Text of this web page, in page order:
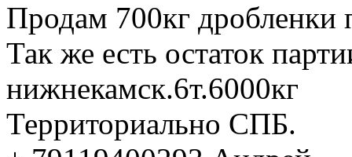
Продам 700кг дробленки
Так же есть остаток
нижнекамск.6т.6000кг
Территориально СПБ.